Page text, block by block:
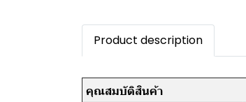
Product description
คุณสมบัติสินค้า